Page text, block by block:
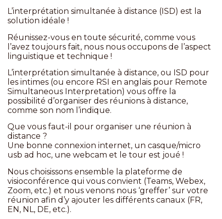
L’interprétation simultanée à distance (ISD) est la
solution idéale !
Réunissez-vous en toute sécurité, comme vous
l’avez toujours fait, nous nous occupons de l’aspect
linguistique et technique !
L’interprétation simultanée à distance, ou ISD pour
les intimes (ou encore RSI en anglais pour Remote
Simultaneous Interpretation) vous offre la
possibilité d’organiser des réunions à distance,
comme son nom l’indique.
Que vous faut-il pour organiser une réunion à
distance ?
Une bonne connexion internet, un casque/micro
usb ad hoc, une webcam et le tour est joué !
Nous choisissons ensemble la plateforme de
visioconférence qui vous convient (Teams, Webex,
Zoom, etc.) et nous venons nous ‘greffer’ sur votre
réunion afin d’y ajouter les différents canaux (FR,
EN, NL, DE, etc.).